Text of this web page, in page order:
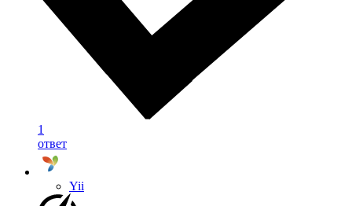
1
ответ
Yii